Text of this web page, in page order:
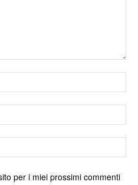
per i miei prossimi commenti